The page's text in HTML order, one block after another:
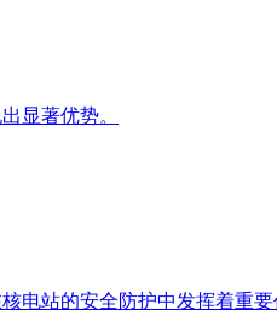
显著优势。
电站的安全防护中发挥着重要